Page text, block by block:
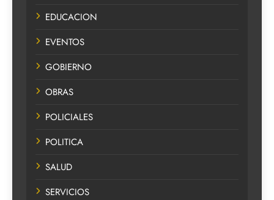
EDUCACION
EVENTOS
GOBIERNO
OBRAS
POLICIALES
POLITICA
SALUD
SERVICIOS